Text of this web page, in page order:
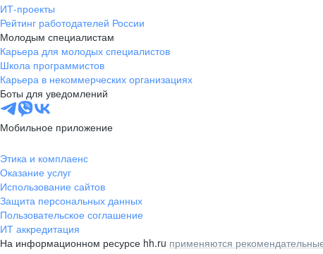
ИТ-проекты
Рейтинг работодателей России
Молодым специалистам
Карьера для молодых специалистов
Школа программистов
Карьера в некоммерческих организациях
Боты для уведомлений
Мобильное приложение
Этика и комплаенс
Оказание услуг
Использование сайтов
Защита персональных данных
Пользовательское соглашение
ИТ аккредитация
На информационном ресурсе hh.ru применяются